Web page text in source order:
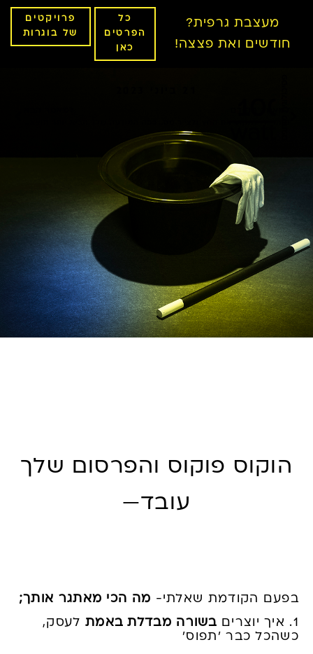
מעצבת גרפית?
חודשים ואת פצצה!
כל
הפרטים
כאן
פרויקטים
של בוגרות
הוקוס פוקוס והפרסום שלך
עובד—
בפעם הקודמת שאלתי- מה הכי מאתגר אותך;
1. איך יוצרים בשורה מבדלת באמת לעסק,
כשהכל כבר 'תפוס'